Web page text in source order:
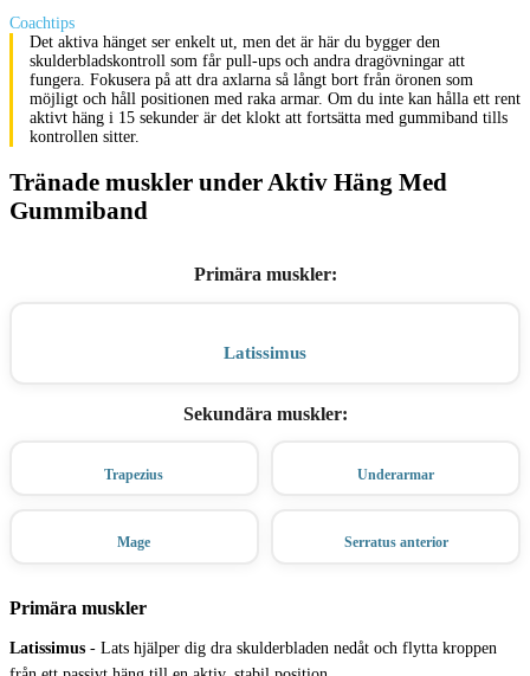
Coachtips
Det aktiva hänget ser enkelt ut, men det är här du bygger den
skulderbladskontroll som får pull-ups och andra dragövningar att
fungera. Fokusera på att dra axlarna så långt bort från öronen som
möjligt och håll positionen med raka armar. Om du inte kan hålla ett rent
aktivt häng i 15 sekunder är det klokt att fortsätta med gummiband tills
kontrollen sitter.
Tränade muskler under Aktiv Häng Med
Gummiband
Primära muskler:
Latissimus
Sekundära muskler:
Trapezius Underarmar
Mage Serratus anterior
Primära muskler
Latissimus - Lats hjälper dig dra skulderbladen nedåt och flytta kroppen